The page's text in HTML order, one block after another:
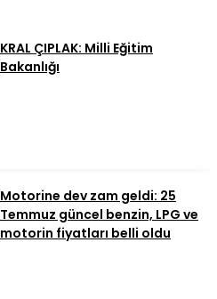
KRAL ÇIPLAK: Milli Eğitim
Bakanlığı
Motorine dev zam geldi: 25
Temmuz güncel benzin, LPG ve
motorin fiyatları belli oldu